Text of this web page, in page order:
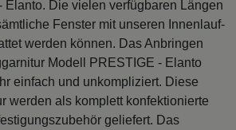
Elanto. Die vielen verfügbaren Längen
Fenster mit unseren Innenlauf-
werden können. Das Anbringen
Modell PRESTIGE - Elanto
einfach und unkompliziert. Diese
werden als komplett konfektionierte
geliefert. Das